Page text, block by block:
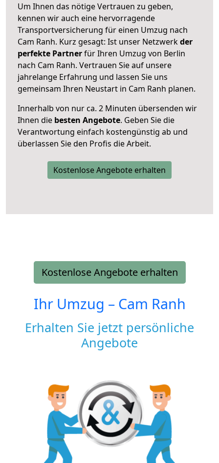
Um Ihnen das nötige Vertrauen zu geben,
kennen wir auch eine hervorragende
Transportversicherung für einen Umzug nach
Cam Ranh. Kurz gesagt: Ist unser Netzwerkder
perfekte Partnerfür Ihren Umzug von Berlin
nach Cam Ranh. Vertrauen Sie auf unsere
jahrelange Erfahrung und lassen Sie uns
gemeinsam Ihren Neustart in Cam Ranh planen.
Innerhalb von nur ca. 2 Minuten übersenden wir
Ihnen die besten Angebote. Geben Sie die
Verantwortung einfach kostengünstig ab und
überlassen Sie den Profis die Arbeit.
Kostenlose Angebote erhalten
Kostenlose Angebote erhalten
Ihr Umzug – Cam Ranh
Erhalten Sie jetzt persönliche
Angebote